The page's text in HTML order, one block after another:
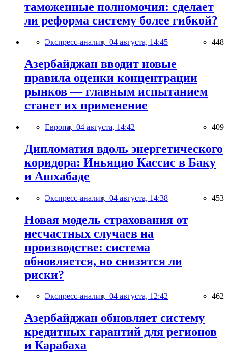
таможенные полномочия: сделает
ли реформа систему более гибкой?
Экспресс-анализ, 04 августа, 14:45 448
Азербайджан вводит новые
правила оценки концентрации
рынков — главным испытанием
станет их применение
Европа, 04 августа, 14:42 409
Дипломатия вдоль энергетического
коридора: Иньяцио Кассис в Баку
и Ашхабаде
Экспресс-анализ, 04 августа, 14:38 453
Новая модель страхования от
несчастных случаев на
производстве: система
обновляется, но снизятся ли
риски?
Экспресс-анализ, 04 августа, 12:42 462
Азербайджан обновляет систему
кредитных гарантий для регионов
и Карабаха